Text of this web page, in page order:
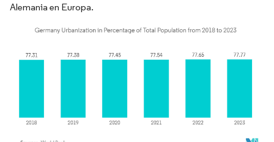
Alemania en Europa.